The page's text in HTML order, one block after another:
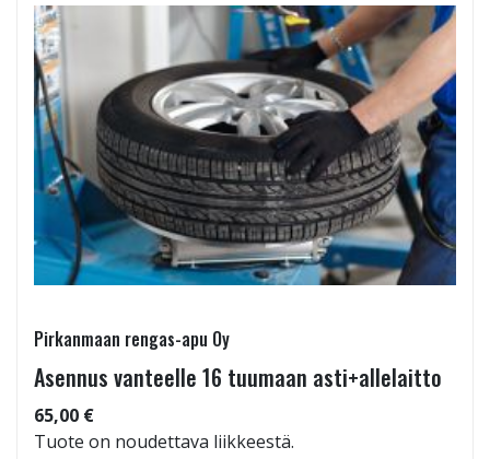
Pirkanmaan rengas-apu Oy
Asennus vanteelle 16 tuumaan asti+allelaitto
65,00 €
Tuote on noudettava liikkeestä.